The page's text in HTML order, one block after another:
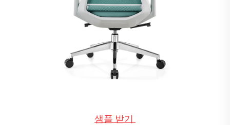
샘플 받기